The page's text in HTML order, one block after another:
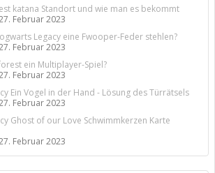
katana Standort und wie man es bekommt
Februar 2023
Legacy eine Fwooper-Feder stehlen?
Februar 2023
ein Multiplayer-Spiel?
Februar 2023
Ein Vogel in der Hand - Lösung des Türrätsels
Februar 2023
Ghost of our Love Schwimmkerzen Karte
Februar 2023